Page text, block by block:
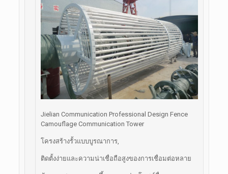
Jielian Communication Professional Design Fence
Camouflage Communication Tower
โครงสร้างรั้วแบบบูรณาการ,
ติดตั้งง่ายและความน่าเชื่อถือสูงของการเชื่อมต่อหลาย